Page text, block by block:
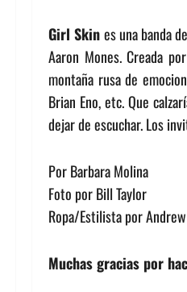
Girl Skines una banda
Aaron Mones. Creada
montaña rusa de
Brian Eno, etc. Que
dejar de escuchar. Los
Por Barbara Molina
Foto por Bill Taylor
Ropa/Estilista por
Muchas gracias por